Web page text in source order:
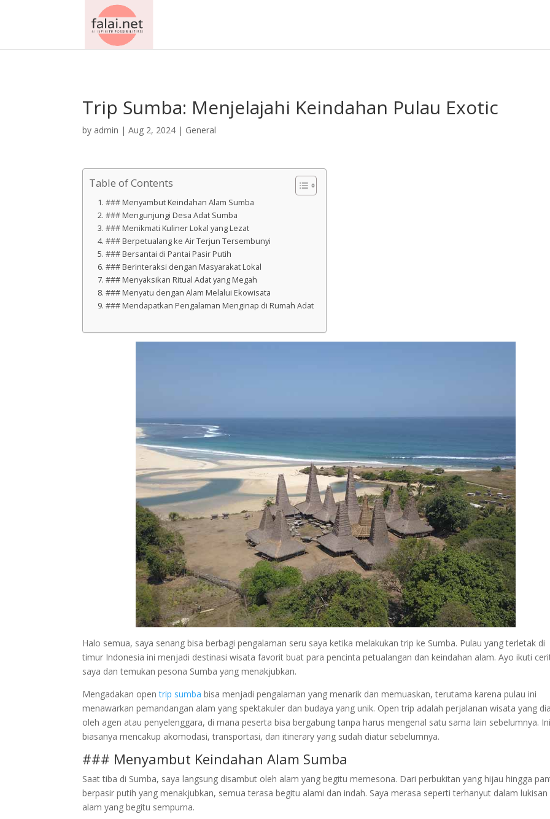
Trip Sumba: Menjelajahi Keindahan Pulau Exotic
by admin |Aug 2, 2024 | General
Table of Contents
### Menyambut Keindahan Alam Sumba
### Mengunjungi Desa Adat Sumba
### Menikmati Kuliner Lokal yang Lezat
### Berpetualang ke Air Terjun Tersembunyi
### Bersantai di Pantai Pasir Putih
### Berinteraksi dengan Masyarakat Lokal
### Menyaksikan Ritual Adat yang Megah
### Menyatu dengan Alam Melalui Ekowisata
### Mendapatkan Pengalaman Menginap di Rumah Adat
Halo semua, saya senang bisa berbagi pengalaman seru saya ketika melakukan trip ke Sumba. Pulau yang terletak di
timur Indonesia ini menjadi destinasi wisata favorit buat para pencinta petualangan dan keindahan alam. Ayo ikuti
saya dan temukan pesona Sumba yang menakjubkan.
Mengadakan opentrip sumba bisa menjadi pengalaman yang menarik dan memuaskan, terutama karena pulau ini
menawarkan pemandangan alam yang spektakuler dan budaya yang unik. Open trip adalah perjalanan wisata yang
oleh agen atau penyelenggara, di mana peserta bisa bergabung tanpa harus mengenal satu sama lain sebelumnya.
biasanya mencakup akomodasi, transportasi, dan itinerary yang sudah diatur sebelumnya.
### Menyambut Keindahan Alam Sumba
Saat tiba di Sumba, saya langsung disambut oleh alam yang begitu memesona. Dari perbukitan yang hijau hingga
berpasir putih yang menakjubkan, semua terasa begitu alami dan indah. Saya merasa seperti terhanyut dalam lukisan
alam yang begitu sempurna.